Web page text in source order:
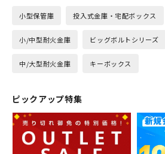
小型保管庫 投入式金庫・宅配ボックス
小/中型耐火金庫 ビッグボルトシリーズ
中/大型耐火金庫 キーボックス
ピックアップ特集